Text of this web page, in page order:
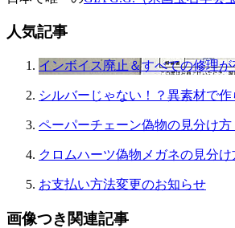
ョ
人気記事
インボイス廃止＆すべての修理
シルバーじゃない！？異素材で
ペーパーチェーン偽物の見分け
クロムハーツ偽物メガネの見分
お支払い方法変更のお知らせ
画像つき関連記事